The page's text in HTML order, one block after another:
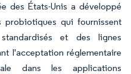
des États-Unis a développé
probiotiques qui fournissent
et des lignes
l'acceptation réglementaire
dans les applications